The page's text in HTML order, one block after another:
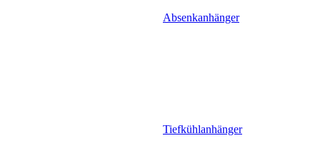
Absenkanhänger
Tiefkühlanhänger